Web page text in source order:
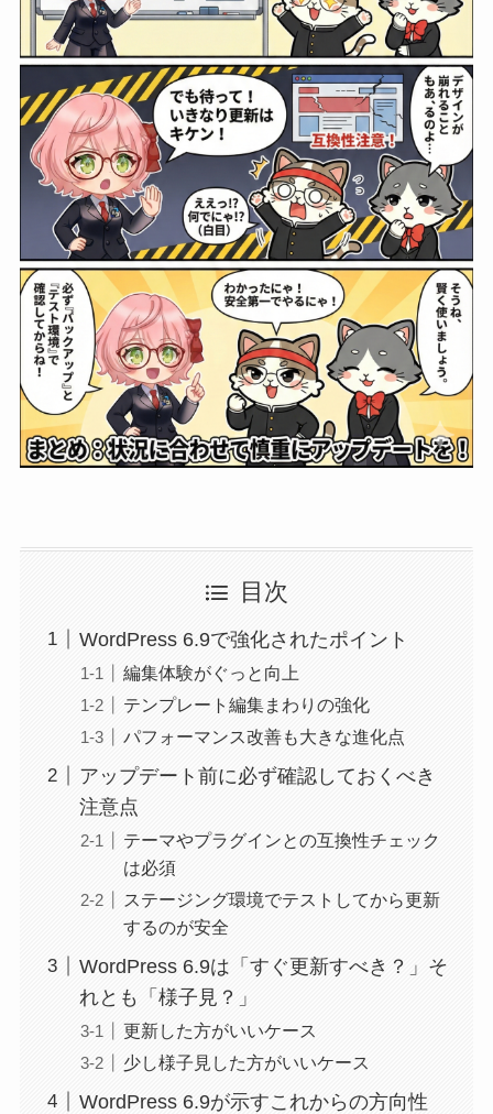
目次
WordPress 6.9で強化されたポイント
編集体験がぐっと向上
テンプレート編集まわりの強化
パフォーマンス改善も大きな進化点
アップデート前に必ず確認しておくべき
注意点
テーマやプラグインとの互換性チェック
は必須
ステージング環境でテストしてから更新
するのが安全
WordPress 6.9は「すぐ更新すべき？」そ
れとも「様子見？」
更新した方がいいケース
少し様子見した方がいいケース
WordPress 6.9が示すこれからの方向性